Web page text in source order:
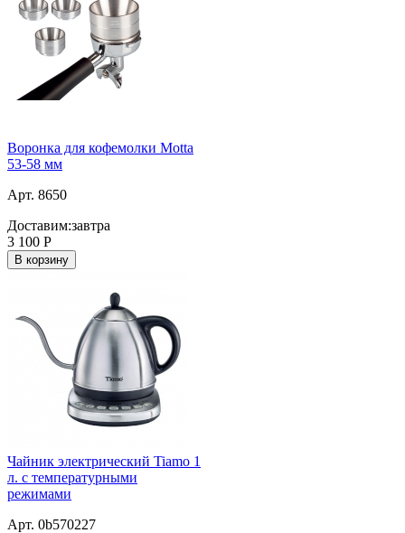
Воронка для кофемолки Motta
53-58 мм
Арт. 8650
Доставим:завтра
3 100 Р
В корзину
Чайник электрический Tiamo 1
л. c температурными
режимами
Арт. 0b570227